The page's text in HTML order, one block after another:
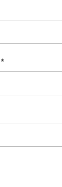
*